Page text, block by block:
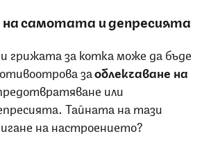
самотата и депресията
грижата за котка може да бъде
заоблекчаване на
или
Тайната на тази
на настроението?